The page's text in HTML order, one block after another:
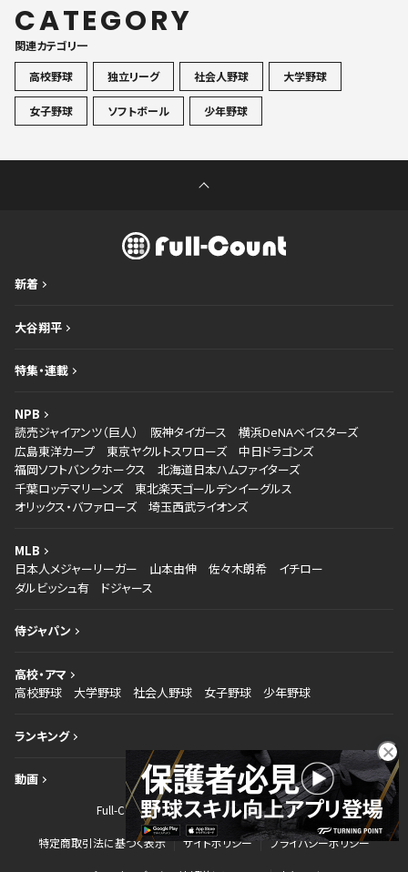
CATEGORY
関連カテゴリ一
高校野球
独立リーグ 社会人野球 大学野球
女子野球 ソフトボール 少年野球
新着
大谷翔平
特集・連載
NPB
読売ジャイアンツ（巨人）
阪神タイガース
横浜DeNAベイスターズ
広島東洋カープ
東京ヤクルトスワローズ
中日ドラゴンズ
福岡ソフトバンクホークス
北海道日本ハムファイターズ
千葉ロッテマリーンズ
東北楽天ゴールデンイーグルス
オリックス・バファローズ
埼玉西武ライオンズ
MLB
日本人メジャーリーガー
山本由伸 佐々木朗希
イチロー
ダルビッシュ有
ドジャース
侍ジャパン
高校・アマ
高校野球
大学野球 社会人野球 女子野球 少年野球
ランキング
動画
Full-Countとは お問い合わせ 運営会社
特定商取引法に基づく表示 サイトポリシー プライバシーポリシー